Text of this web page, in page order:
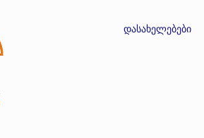
დასახელებები